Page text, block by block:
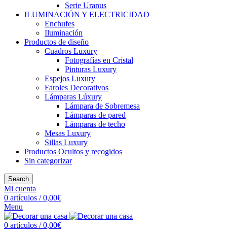
Serie Uranus
ILUMINACIÓN Y ELECTRICIDAD
Enchufes
Iluminación
Productos de diseño
Cuadros Luxury
Fotografías en Cristal
Pinturas Luxury
Espejos Luxury
Faroles Decorativos
Lámparas Lúxury
Lámpara de Sobremesa
Lámparas de pared
Lámparas de techo
Mesas Luxury
Sillas Luxury
Productos Ocultos y recogidos
Sin categorizar
Search
Mi cuenta
0 artículos / 0,00€
Menu
0 artículos / 0,00€